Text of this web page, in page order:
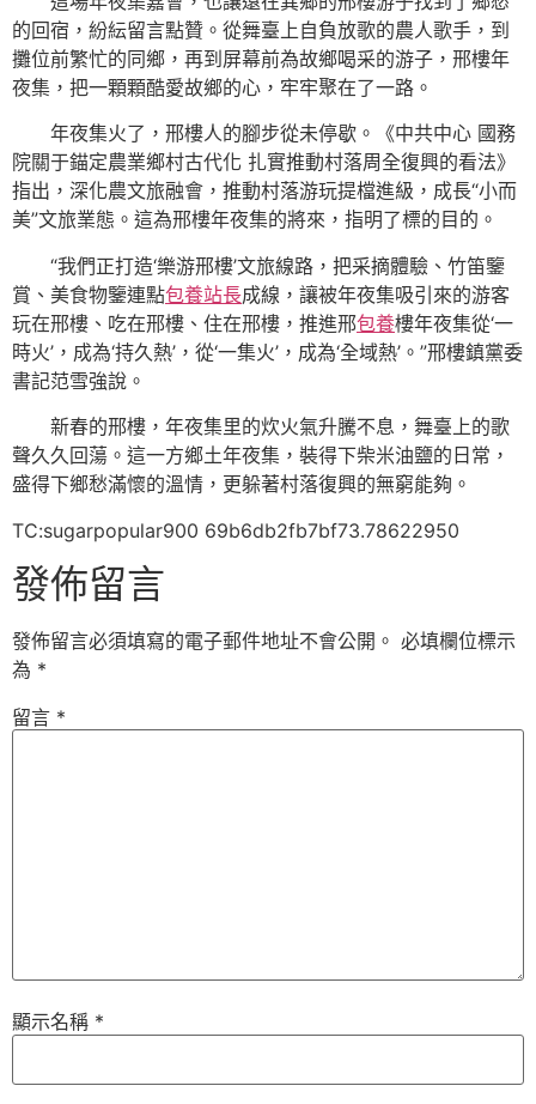
的回宿，紛紜留言點贊。從舞臺上自負放歌的農人歌手，到
攤位前繁忙的同鄉，再到屏幕前為故鄉喝采的游子，邢樓年
夜集，把一顆顆酷愛故鄉的心，牢牢聚在了一路。
年夜集火了，邢樓人的腳步從未停歇。《中共中心 國務
院關于錨定農業鄉村古代化 扎實推動村落周全復興的看法》
指出，深化農文旅融會，推動村落游玩提檔進級，成長“小而
美”文旅業態。這為邢樓年夜集的將來，指明了標的目的。
“我們正打造‘樂游邢樓’文旅線路，把采摘體驗、竹笛鑒
賞、美食物鑒連點包養站長成線，讓被年夜集吸引來的游客
玩在邢樓、吃在邢樓、住在邢樓，推進邢包養樓年夜集從‘一
時火’，成為‘持久熱’，從‘一集火’，成為‘全域熱’。”邢樓鎮黨委
書記范雪強說。
新春的邢樓，年夜集里的炊火氣升騰不息，舞臺上的歌
聲久久回蕩。這一方鄉土年夜集，裝得下柴米油鹽的日常，
盛得下鄉愁滿懷的溫情，更躲著村落復興的無窮能夠。
TC:sugarpopular900 69b6db2fb7bf73.78622950
發佈留言
發佈留言必須填寫的電子郵件地址不會公開。 必填欄位標示
為 *
留言 *
顯示名稱 *